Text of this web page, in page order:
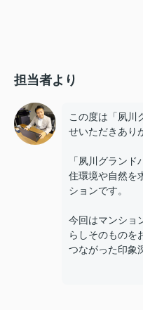
担当者より
この度は「夙川
せいただきあり
「夙川グラン
住環境や自然を
ションです。
今回はマンショ
らしそのものを
つながった印象